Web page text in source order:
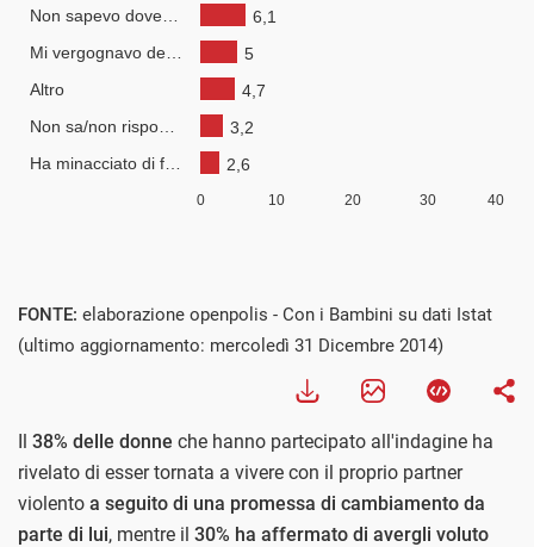
FONTE: elaborazione openpolis - Con i Bambini su dati Istat
(ultimo aggiornamento: mercoledì 31 Dicembre 2014)
Il 38% delle donne che hanno partecipato all'indagine ha
rivelato di esser tornata a vivere con il proprio partner
violento a seguito di una promessa di cambiamento da
parte di lui, mentre il 30% ha affermato di avergli voluto